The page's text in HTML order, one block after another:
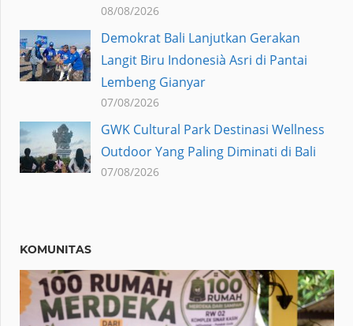
08/08/2026
Demokrat Bali Lanjutkan Gerakan
Langit Biru Indonesià Asri di Pantai
Lembeng Gianyar
07/08/2026
GWK Cultural Park Destinasi Wellness
Outdoor Yang Paling Diminati di Bali
07/08/2026
KOMUNITAS